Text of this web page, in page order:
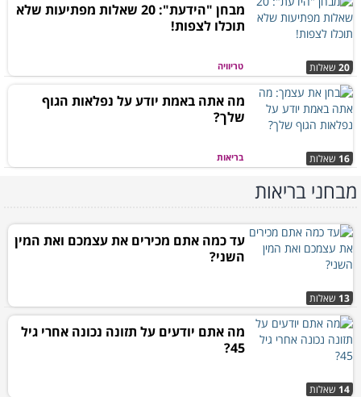
טריוויה 20 שאלות
מבחן "הידעת": 20 שאלות מפתיעות שלא
תוכלו לצפות!
בריאות 16 שאלות
מה אתה באמת יודע על נפלאות הגוף
שלך?
מבחני בריאות
13 שאלות
עד כמה אתם מכירים את עצמכם ואת המין
השני?
14 שאלות
מה אתם יודעים על תזונה נכונה אחרי גיל
45?